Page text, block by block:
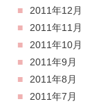
2011年12月
2011年11月
2011年10月
2011年9月
2011年8月
2011年7月